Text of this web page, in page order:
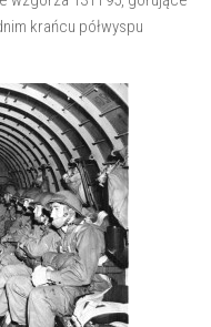
krańcu półwyspu